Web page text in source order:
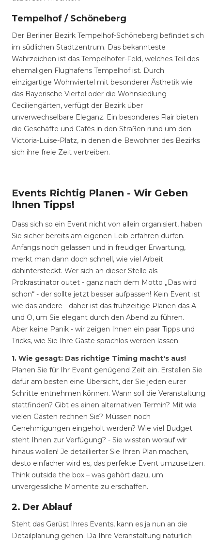
Tempelhof / Schöneberg
Der Berliner Bezirk Tempelhof-Schöneberg befindet sich
im südlichen Stadtzentrum. Das bekannteste
Wahrzeichen ist das Tempelhofer-Feld, welches Teil des
ehemaligen Flughafens Tempelhof ist. Durch
einzigartige Wohnviertel mit besonderer Ästhetik wie
das Bayerische Viertel oder die Wohnsiedlung
Ceciliengärten, verfügt der Bezirk über
unverwechselbare Eleganz. Ein besonderes Flair bieten
die Geschäfte und Cafés in den Straßen rund um den
Victoria-Luise-Platz, in denen die Bewohner des Bezirks
sich ihre freie Zeit vertreiben.
Events Richtig Planen - Wir Geben
Ihnen Tipps!
Dass sich so ein Event nicht von allein organisiert, haben
Sie sicher bereits am eigenen Leib erfahren dürfen.
Anfangs noch gelassen und in freudiger Erwartung,
merkt man dann doch schnell, wie viel Arbeit
dahintersteckt. Wer sich an dieser Stelle als
Prokrastinator outet - ganz nach dem Motto „Das wird
schon“ - der sollte jetzt besser aufpassen! Kein Event ist
wie das andere - daher ist das frühzeitige Planen das A
und O, um Sie elegant durch den Abend zu führen.
Aber keine Panik - wir zeigen Ihnen ein paar Tipps und
Tricks, wie Sie Ihre Gäste sprachlos werden lassen.
1. Wie gesagt: Das richtige Timing macht's aus!
Planen Sie für Ihr Event genügend Zeit ein. Erstellen Sie
dafür am besten eine Übersicht, der Sie jeden eurer
Schritte entnehmen können. Wann soll die Veranstaltung
stattfinden? Gibt es einen alternativen Termin? Mit wie
vielen Gästen rechnen Sie? Müssen noch
Genehmigungen eingeholt werden? Wie viel Budget
steht Ihnen zur Verfügung? - Sie wissten worauf wir
hinaus wollen! Je detaillierter Sie Ihren Plan machen,
desto einfacher wird es, das perfekte Event umzusetzen.
Think outside the box – was gehört dazu, um
unvergessliche Momente zu erschaffen.
2. Der Ablauf
Steht das Gerüst Ihres Events, kann es ja nun an die
Detailplanung gehen. Da Ihre Veranstaltung natürlich